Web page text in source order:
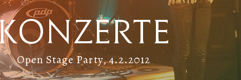
Open Stage Party, 4.2.2012